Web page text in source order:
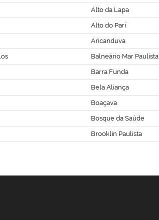
Alto da Lapa
Alto do Pari
Aricanduva
Balneário Mar Paulista
Barra Funda
Bela Aliança
Boaçava
Bosque da Saúde
Brooklin Paulista